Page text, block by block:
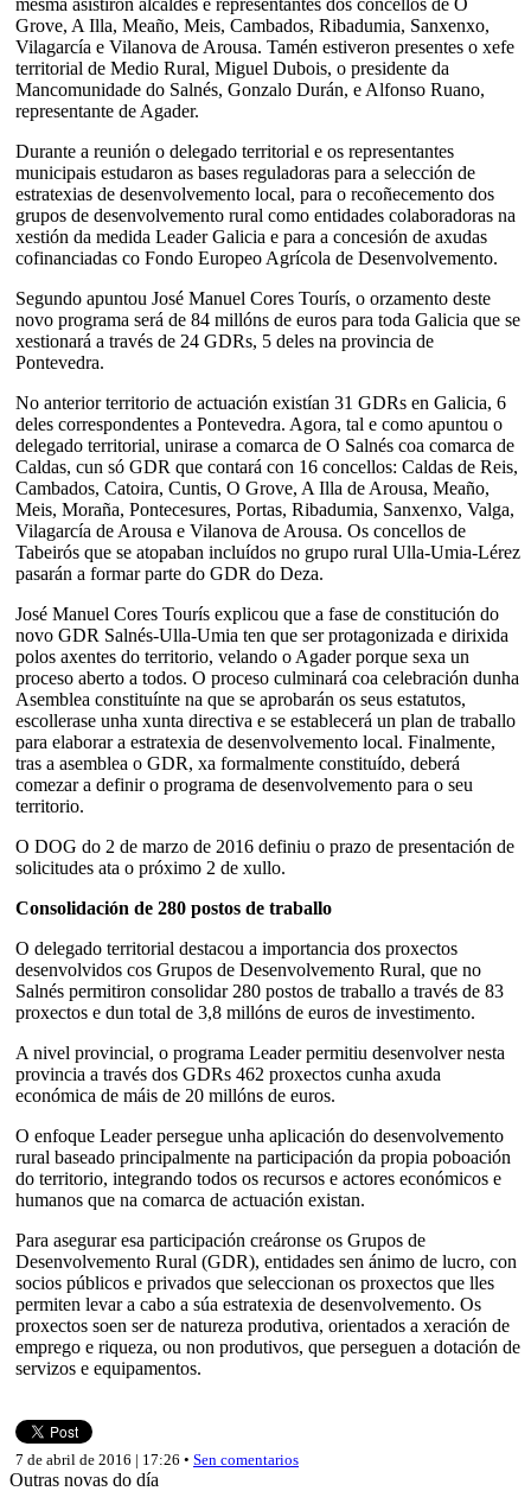
Grove, A Illa, Meaño, Meis, Cambados, Ribadumia, Sanxenxo,
Vilagarcía e Vilanova de Arousa. Tamén estiveron presentes o xefe
territorial de Medio Rural, Miguel Dubois, o presidente da
Mancomunidade do Salnés, Gonzalo Durán, e Alfonso Ruano,
representante de Agader.
Durante a reunión o delegado territorial e os representantes
municipais estudaron as bases reguladoras para a selección de
estratexias de desenvolvemento local, para o recoñecemento dos
grupos de desenvolvemento rural como entidades colaboradoras na
xestión da medida Leader Galicia e para a concesión de axudas
cofinanciadas co Fondo Europeo Agrícola de Desenvolvemento.
Segundo apuntou José Manuel Cores Tourís, o orzamento deste
novo programa será de 84 millóns de euros para toda Galicia que se
xestionará a través de 24 GDRs, 5 deles na provincia de
Pontevedra.
No anterior territorio de actuación existían 31 GDRs en Galicia, 6
deles correspondentes a Pontevedra. Agora, tal e como apuntou o
delegado territorial, unirase a comarca de O Salnés coa comarca de
Caldas, cun só GDR que contará con 16 concellos: Caldas de Reis,
Cambados, Catoira, Cuntis, O Grove, A Illa de Arousa, Meaño,
Meis, Moraña, Pontecesures, Portas, Ribadumia, Sanxenxo, Valga,
Vilagarcía de Arousa e Vilanova de Arousa. Os concellos de
Tabeirós que se atopaban incluídos no grupo rural Ulla-Umia-Lérez
pasarán a formar parte do GDR do Deza.
José Manuel Cores Tourís explicou que a fase de constitución do
novo GDR Salnés-Ulla-Umia ten que ser protagonizada e dirixida
polos axentes do territorio, velando o Agader porque sexa un
proceso aberto a todos. O proceso culminará coa celebración dunha
Asemblea constituínte na que se aprobarán os seus estatutos,
escollerase unha xunta directiva e se establecerá un plan de traballo
para elaborar a estratexia de desenvolvemento local. Finalmente,
tras a asemblea o GDR, xa formalmente constituído, deberá
comezar a definir o programa de desenvolvemento para o seu
territorio.
O DOG do 2 de marzo de 2016 definiu o prazo de presentación de
solicitudes ata o próximo 2 de xullo.
Consolidación de 280 postos de traballo
O delegado territorial destacou a importancia dos proxectos
desenvolvidos cos Grupos de Desenvolvemento Rural, que no
Salnés permitiron consolidar 280 postos de traballo a través de 83
proxectos e dun total de 3,8 millóns de euros de investimento.
A nivel provincial, o programa Leader permitiu desenvolver nesta
provincia a través dos GDRs 462 proxectos cunha axuda
económica de máis de 20 millóns de euros.
O enfoque Leader persegue unha aplicación do desenvolvemento
rural baseado principalmente na participación da propia poboación
do territorio, integrando todos os recursos e actores económicos e
humanos que na comarca de actuación existan.
Para asegurar esa participación creáronse os Grupos de
Desenvolvemento Rural (GDR), entidades sen ánimo de lucro, con
socios públicos e privados que seleccionan os proxectos que lles
permiten levar a cabo a súa estratexia de desenvolvemento. Os
proxectos soen ser de natureza produtiva, orientados a xeración de
emprego e riqueza, ou non produtivos, que perseguen a dotación de
servizos e equipamentos.
7 de abril de 2016 | 17:26 • Sen comentarios
Outras novas do día